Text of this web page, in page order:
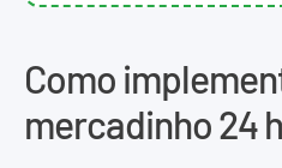
Como
mercadinho 24